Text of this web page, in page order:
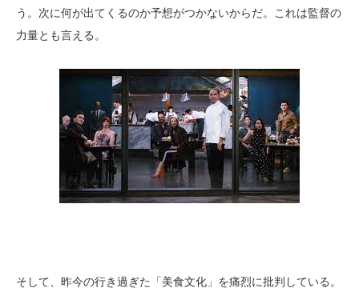
う。次に何が出てくるのか予想がつかないからだ。これは監督の
力量とも言える。
そして、昨今の行き過ぎた「美食文化」を痛烈に批判している。